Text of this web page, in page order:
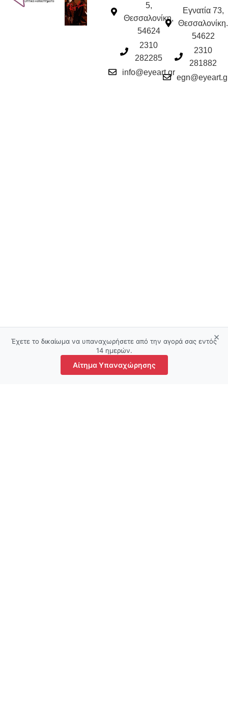
5,
Θεσσαλονίκη,
54624
2310
282285
info@eyeart.gr
Εγνατία 73,
Θεσσαλονίκη.
54622
2310
281882
Ο λογαριασμός μου
Έχετε το δικαίωμα να υπαναχωρήσετε από την αγορά σας εντός
14 ημερών.
Αίτημα Υπαναχώρησης
×